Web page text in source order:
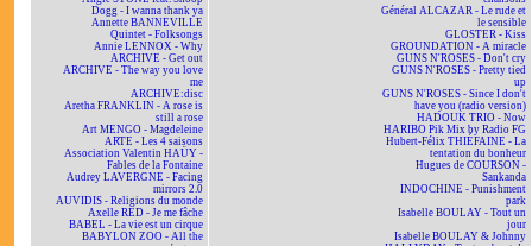
Dogg - I wanna thank ya
Annette BANNEVILLE
Quintet - Folksongs
Annie LENNOX - Why
ARCHIVE - Get out
ARCHIVE - The way you love
me
ARCHIVE:disc
Aretha FRANKLIN - A rose is
still a rose
Art MENGO - Magdeleine
ARTE - Les 4 saisons
Association Valentin HAÜY -
Fables de la Fontaine
Audrey LAVERGNE - Facing
mirrors 2.0
AUVIDIS - Religions du monde
Axelle RED - Je me fâche
BABEL - La vie est un cirque
BABYLON ZOO - All the
Général ALCAZAR - Le rude et
le sensible
GLOSTER - Kiss
GROUNDATION - A miracle
GUNS N'ROSES - Don't cry
GUNS N'ROSES - Pretty tied
up
GUNS N'ROSES - Since I don't
have you (radio version)
HADOUK TRIO - Now
HARIBO Pik Mix by Radio FG
Hubert-Félix THIÉFAINE - La
tentation du bonheur
Hugues de COURSON -
Sankanda
INDOCHINE - Punishment
park
Isabelle BOULAY - Tout un
jour
Isabelle BOULAY & Johnny